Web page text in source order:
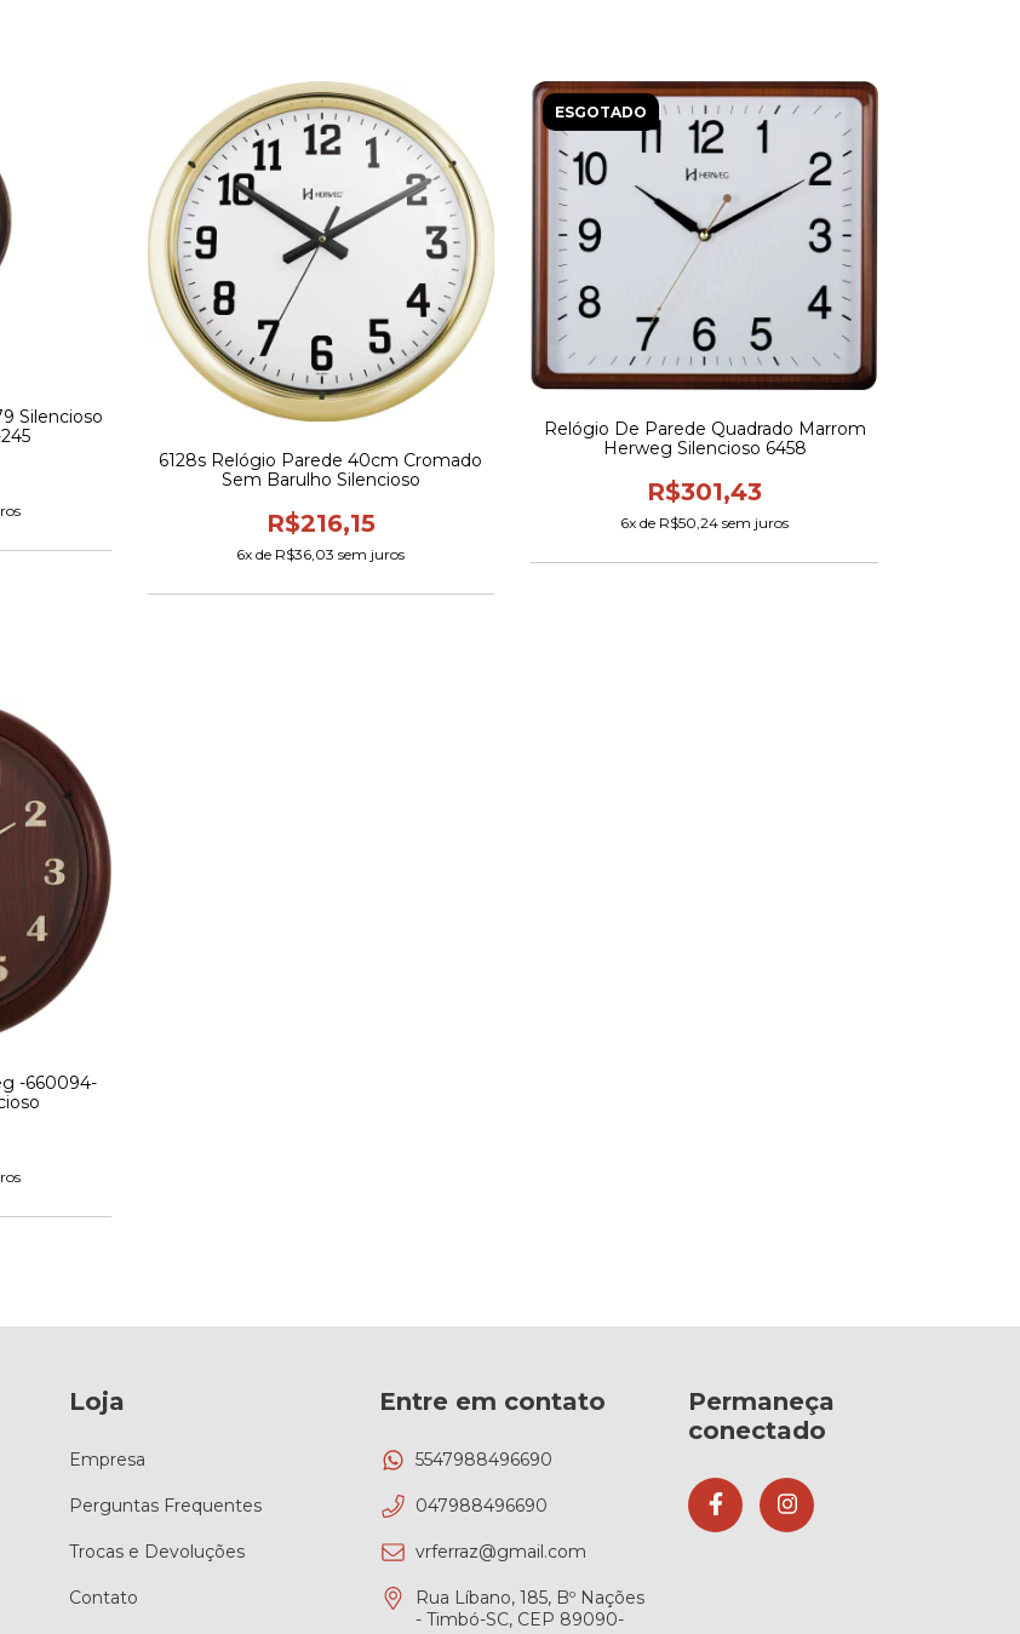
Silencioso
6128s Relógio Parede 40cm Cromado
Sem Barulho Silencioso
R$216,15
6x de R$36,03 sem juros
ESGOTADO
Relógio De Parede Quadrado Marrom
Herweg Silencioso 6458
R$301,43
6x de R$50,24 sem juros
-660094-
Loja
Empresa
Perguntas Frequentes
Trocas e Devoluções
Contato
Entre em contato
5547988496690
047988496690
vrferraz@gmail.com
Rua Líbano, 185, Bº Nações
- Timbó-SC, CEP 89090-
Permaneça
conectado